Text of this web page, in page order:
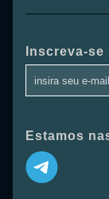
Inscreva-
Estamos